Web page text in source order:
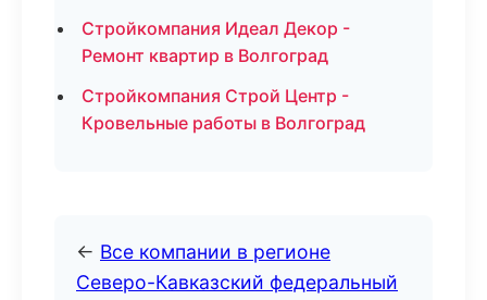
Стройкомпания Идеал Декор -
Ремонт квартир в Волгоград
Стройкомпания Строй Центр -
Кровельные работы в Волгоград
← Все компании в регионе
Северо-Кавказский федеральный